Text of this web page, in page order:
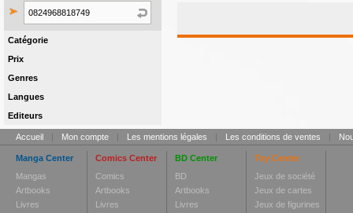
Catégorie
Prix
Genres
Langues
Editeurs
Accueil | Mon compte | Les mentions légales | Les conditions de ventes |
Manga Center
Mangas
Artbooks
Livres
Comics Center
Comics
Artbooks
Livres
BD Center
BD
Artbooks
Livres
Toy Center
Jeux de société
Jeux de cartes
Jeux de figurines